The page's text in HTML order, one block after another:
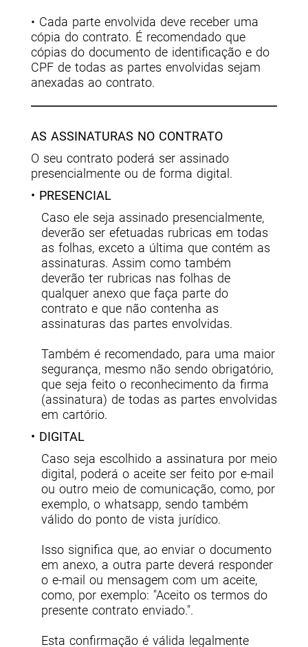
• Cada parte envolvida deve receber uma
cópia do contrato. É recomendado que
cópias do documento de identificação e do
CPF de todas as partes envolvidas sejam
anexadas ao contrato.
AS ASSINATURAS NO CONTRATO
O seu contrato poderá ser assinado
presencialmente ou de forma digital.
• PRESENCIAL
Caso ele seja assinado presencialmente,
deverão ser efetuadas rubricas em todas
as folhas, exceto a última que contém as
assinaturas. Assim como também
deverão ter rubricas nas folhas de
qualquer anexo que faça parte do
contrato e que não contenha as
assinaturas das partes envolvidas.
Também é recomendado, para uma maior
segurança, mesmo não sendo obrigatório,
que seja feito o reconhecimento da firma
(assinatura) de todas as partes envolvidas
em cartório.
• DIGITAL
Caso seja escolhido a assinatura por meio
digital, poderá o aceite ser feito por e-mail
ou outro meio de comunicação, como, por
exemplo, o whatsapp, sendo também
válido do ponto de vista jurídico.
Isso significa que, ao enviar o documento
em anexo, a outra parte deverá responder
o e-mail ou mensagem com um aceite,
como, por exemplo: "Aceito os termos do
presente contrato enviado.".
Esta confirmação é válida legalmente